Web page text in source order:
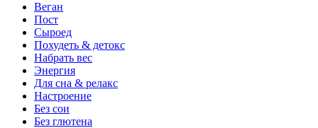
Веган
Пост
Сыроед
Похудеть & детокс
Набрать вес
Энергия
Для сна & релакс
Настроение
Без сои
Без глютена